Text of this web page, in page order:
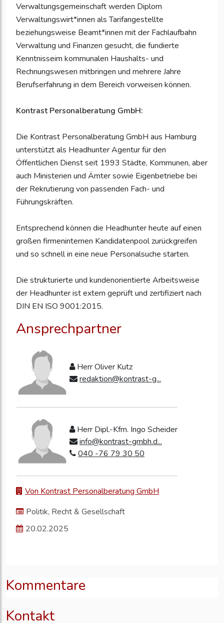
Verwaltungsgemeinschaft werden Diplom
Verwaltungswirt*innen als Tarifangestellte
beziehungsweise Beamt*innen mit der Fachlaufbahn
Verwaltung und Finanzen gesucht, die fundierte
Kenntnisseim kommunalen Haushalts- und
Rechnungswesen mitbringen und mehrere Jahre
Berufserfahrung in dem Bereich vorweisen können.
Kontrast Personalberatung GmbH:
Die Kontrast Personalberatung GmbH aus Hamburg
unterstützt als Headhunter Agentur für den
Öffentlichen Dienst seit 1993 Städte, Kommunen, aber
auch Ministerien und Ämter sowie Eigenbetriebe bei
der Rekrutierung von passenden Fach- und
Führungskräften.
Entsprechend können die Headhunter heute auf einen
großen firmeninternen Kandidatenpool zurückgreifen
und so schnell in eine neue Personalsuche starten.
Die strukturierte und kundenorientierte Arbeitsweise
der Headhunter ist extern geprüft und zertifiziert nach
DIN EN ISO 9001:2015.
Ansprechpartner
Herr Oliver Kutz
redaktion@kontrast-g...
Herr Dipl.-Kfm. Ingo Scheider
info@kontrast-gmbh.d...
040 -76 79 30 50
Von Kontrast Personalberatung GmbH
Politik, Recht & Gesellschaft
20.02.2025
Kommentare
Kontakt